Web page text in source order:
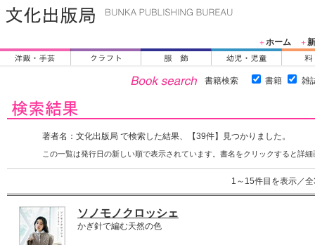
＋ホーム ＋
書籍検索 書籍 雑
著者名：文化出版局 で検索した結果、【39件】見つかりました。
この一覧は発行日の新しい順で表示されています。書名をクリックすると詳
1～15件目を表示／
ソノモノクロッシェ
かぎ針で編む天然の色